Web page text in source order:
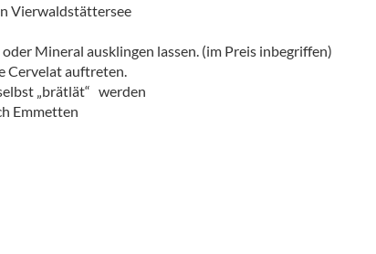
Vierwaldstättersee
Mineral ausklingen lassen. (im Preis inbegriffen)
Cervelat auftreten.
„brätlät“ werden
Emmetten